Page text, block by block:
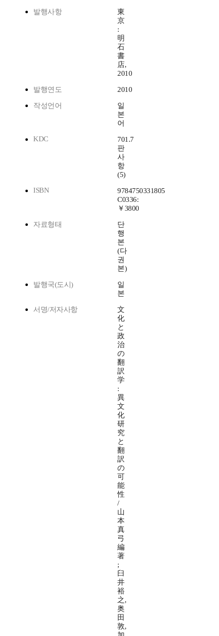
발행사항
東
京
:
明
石
書
店,
2010
발행연도 2010
작성언어
일
본
어
KDC
701.7
판
사
항
(5)
ISBN
9784750331805
C0336:
￥3800
자료형태
단
행
본
(다
권
본)
발행국(도시)
일
본
서명/저자사항
文
化
と
政
治
の
翻
訳
学
:
異
文
化
研
究
と
翻
訳
の
可
能
性
/
山
本
真
弓
編
著
;
臼
井
裕
之,
奥
田
敦,